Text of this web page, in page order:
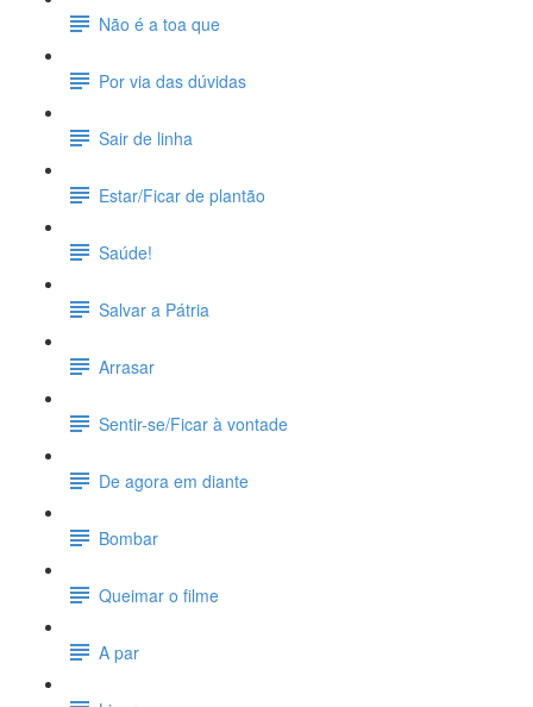
Não é a toa que
Por via das dúvidas
Sair de linha
Estar/Ficar de plantão
Saúde!
Salvar a Pátria
Arrasar
Sentir-se/Ficar à vontade
De agora em diante
Bombar
Queimar o filme
A par